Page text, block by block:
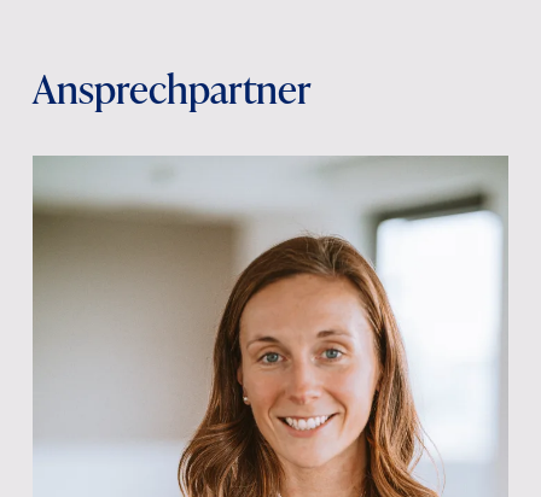
Ansprechpartner